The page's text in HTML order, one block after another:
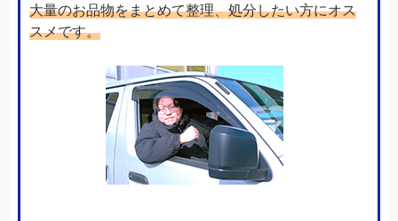
大量のお品物をまとめて整理、処分したい方にオス
スメです。